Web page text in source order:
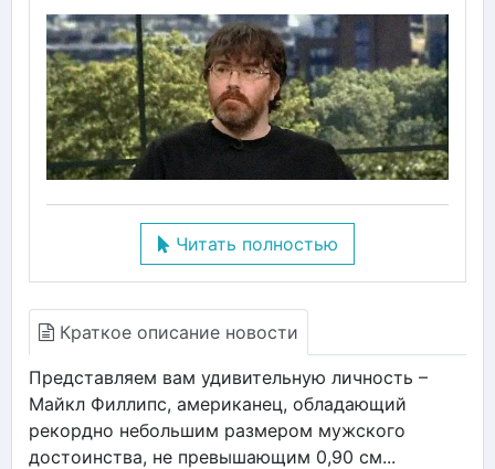
Читать полностью
Краткое описание новости
Представляем вам удивительную личность –
Майкл Филлипс, американец, обладающий
рекордно небольшим размером мужского
достоинства, не превышающим 0,90 см...